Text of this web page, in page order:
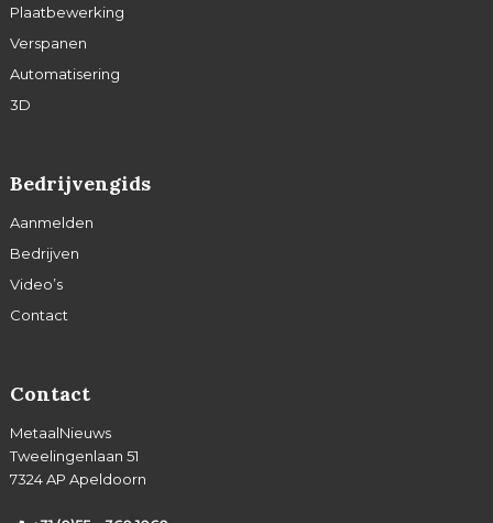
Plaatbewerking
Verspanen
Automatisering
3D
Bedrijvengids
Aanmelden
Bedrijven
Video’s
Contact
Contact
MetaalNieuws
Tweelingenlaan 51
7324 AP Apeldoorn